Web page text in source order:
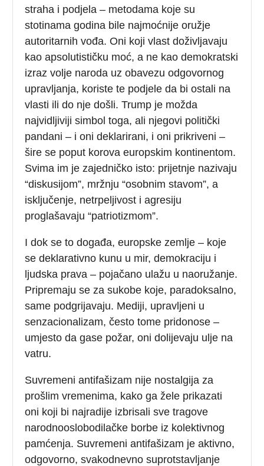
straha i podjela – metodama koje su
stotinama godina bile najmoćnije oružje
autoritarnih vođa. Oni koji vlast doživljavaju
kao apsolutističku moć, a ne kao demokratski
izraz volje naroda uz obavezu odgovornog
upravljanja, koriste te podjele da bi ostali na
vlasti ili do nje došli. Trump je možda
najvidljiviji simbol toga, ali njegovi politički
pandani – i oni deklarirani, i oni prikriveni –
šire se poput korova europskim kontinentom.
Svima im je zajedničko isto: prijetnje nazivaju
“diskusijom”, mržnju “osobnim stavom”, a
isključenje, netrpeljivost i agresiju
proglašavaju “patriotizmom”.
I dok se to događa, europske zemlje – koje
se deklarativno kunu u mir, demokraciju i
ljudska prava – pojačano ulažu u naoružanje.
Pripremaju se za sukobe koje, paradoksalno,
same podgrijavaju. Mediji, upravljeni u
senzacionalizam, često tome pridonose –
umjesto da gase požar, oni dolijevaju ulje na
vatru.
Suvremeni antifašizam nije nostalgija za
prošlim vremenima, kako ga žele prikazati
oni koji bi najradije izbrisali sve tragove
narodnooslobodilačke borbe iz kolektivnog
pamćenja. Suvremeni antifašizam je aktivno,
odgovorno, svakodnevno suprotstavljanje